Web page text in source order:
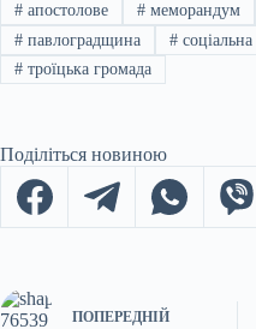
#апостолове #меморандум
#павлоградщина #соціальна
#троїцька громада
Поділіться новиною
ПОПЕРЕДНІЙ